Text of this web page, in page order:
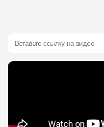
Вставьте ссылку на видео